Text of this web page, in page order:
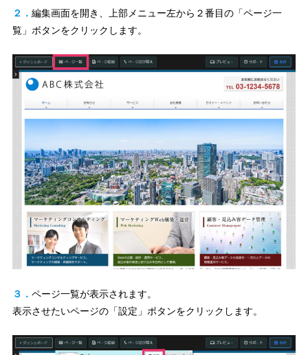
２． 編集画面を開き、上部メニュー左から２番目の「ページ一
覧」ボタンをクリックします。
３． ページ一覧が表示されます。
表示させたいページの「設定」ボタンをクリックします。